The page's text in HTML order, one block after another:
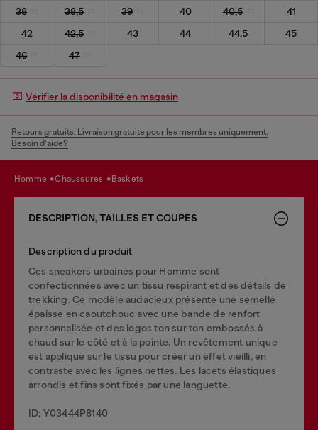
38
38,5 39 40 40,5
41
42
42,5 43 44 44,5
45
46
47
Vérifier la disponibilité en magasin
Retours gratuits. Livraison gratuite pour les membres uniquement.
Besoin d’aide?
homme chaussures baskets
DESCRIPTION, TAILLES ET COUPES
Description du produit
Ces sneakers urbaines pour Homme sont
confectionnées avec un tissu respirant et des détails de
trekking. Ce modèle audacieux présente une semelle
épaisse en caoutchouc avec une bande de renfort
personnalisée et des logos ton sur ton embossés à
chaud sur le côté et à la pointe. Un revêtement unique
est appliqué sur le tissu pour créer un effet vieilli, en
contraste avec les lignes nettes. Les lacets élastiques
arrondis et fins sont fixés par une languette.
ID: Y03444P8140